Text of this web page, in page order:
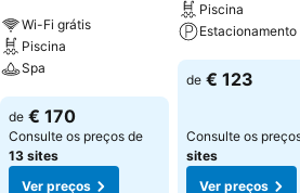
Wi-Fi grátis
Piscina
Spa
Ver preços
de € 170
Consulte os preços de
13 sites
Ver preços
Piscina
Estacionamento
Ver preços
de € 123
Consulte os
sites
Ver preços